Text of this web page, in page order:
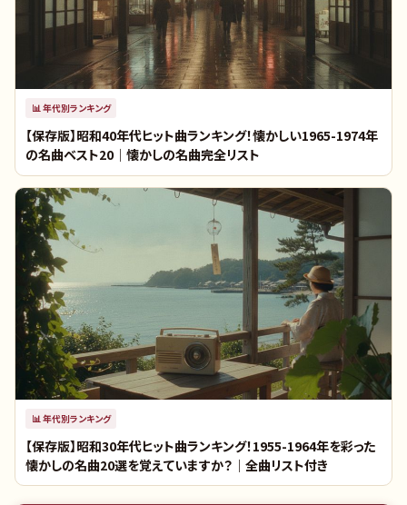
📊 年代別ランキング
【保存版】昭和40年代ヒット曲ランキング！懐かしい1965-1974年
の名曲ベスト20｜懐かしの名曲完全リスト
📊 年代別ランキング
【保存版】昭和30年代ヒット曲ランキング！1955-1964年を彩った
懐かしの名曲20選を覚えていますか？｜全曲リスト付き